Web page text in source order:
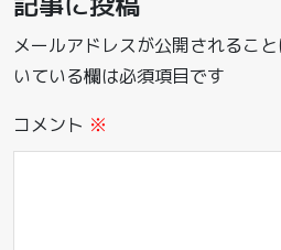
メールアドレスが公開されること
いている欄は必須項目です
コメント ※